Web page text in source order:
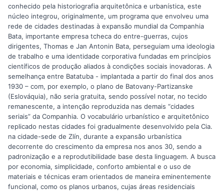
conhecido pela historiografia arquitetônica e urbanística, este
núcleo integrou, originalmente, um programa que envolveu uma
rede de cidades destinadas à expansão mundial da Companhia
Bata, importante empresa tcheca do entre-guerras, cujos
dirigentes, Thomas e Jan Antonin Bata, perseguiam uma ideologia
de trabalho e uma identidade corporativa fundadas em princípios
científicos de produção aliados à condições sociais inovadoras. A
semelhança entre Batatuba - implantada a partir do final dos anos
1930 – com, por exemplo, o plano de Batovany-Partizanske
(Eslováquia), não seria gratuita, sendo possível notar, no tecido
remanescente, a intenção reproduzida nas demais “cidades
seriais” da Companhia. O vocabulário urbanístico e arquitetônico
replicado nestas cidades foi gradualmente desenvolvido pela Cia.
na cidade-sede de Zlín, durante a expansão urbanística
decorrente do crescimento da empresa nos anos 30, sendo a
padronização e a reprodutibilidade base desta linguagem. A busca
por economia, simplicidade, conforto ambiental e o uso de
materiais e técnicas eram orientados de maneira eminentemente
funcional, como os planos urbanos, cujas áreas residenciais